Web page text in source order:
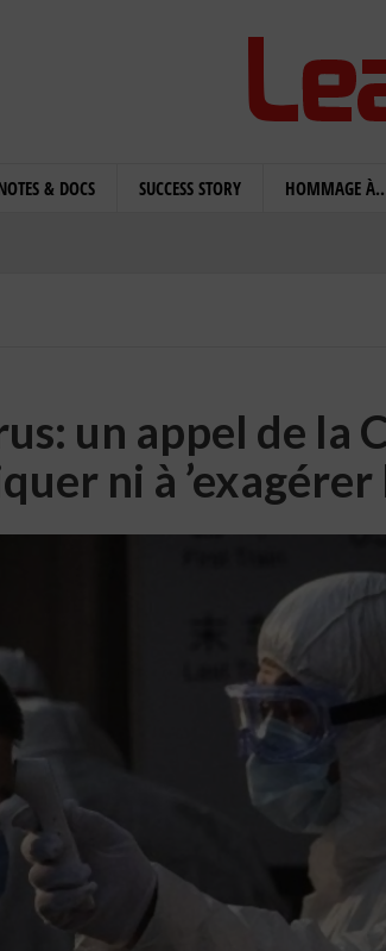
& DOCS SUCCESS STORY HOMMAGE À..
un appel de la
ni à